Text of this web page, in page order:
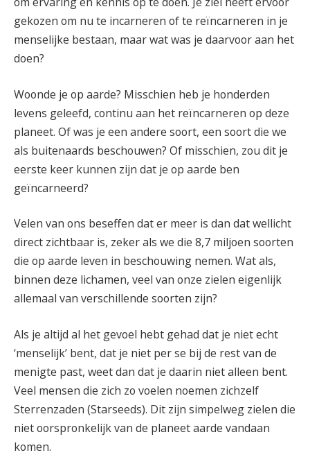
gekozen om nu te incarneren of te reïncarneren in je
menselijke bestaan, maar wat was je daarvoor aan het
doen?
Woonde je op aarde? Misschien heb je honderden
levens geleefd, continu aan het reïncarneren op deze
planeet. Of was je een andere soort, een soort die we
als buitenaards beschouwen? Of misschien, zou dit je
eerste keer kunnen zijn dat je op aarde ben
geïncarneerd?
Velen van ons beseffen dat er meer is dan dat wellicht
direct zichtbaar is, zeker als we die 8,7 miljoen soorten
die op aarde leven in beschouwing nemen. Wat als,
binnen deze lichamen, veel van onze zielen eigenlijk
allemaal van verschillende soorten zijn?
Als je altijd al het gevoel hebt gehad dat je niet echt
‘menselijk’ bent, dat je niet per se bij de rest van de
menigte past, weet dan dat je daarin niet alleen bent.
Veel mensen die zich zo voelen noemen zichzelf
Sterrenzaden (Starseeds). Dit zijn simpelweg zielen die
niet oorspronkelijk van de planeet aarde vandaan
komen.